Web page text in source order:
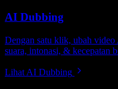
AI Dubbing
Dengan satu klik, ubah video
suara, intonasi, & kecepatan
Lihat AI Dubbing